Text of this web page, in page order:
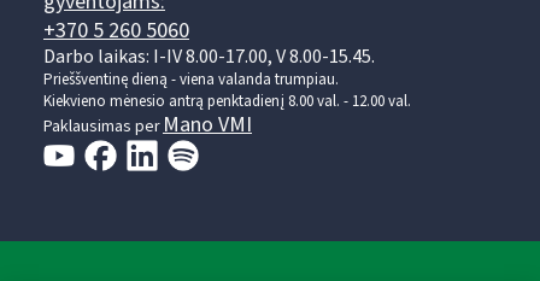
+370 5 260 5060
Darbo laikas: I-IV 8.00-17.00, V 8.00-15.45.
Prieššventinę dieną - viena valanda trumpiau.
Kiekvieno mėnesio antrą penktadienį 8.00 val. - 12.00 val.
Paklausimas perMano VMI